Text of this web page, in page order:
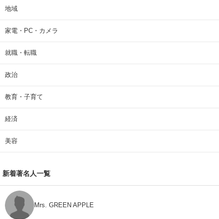
地域
家電・PC・カメラ
就職・転職
政治
教育・子育て
経済
美容
新着著名人一覧
Mrs. GREEN APPLE